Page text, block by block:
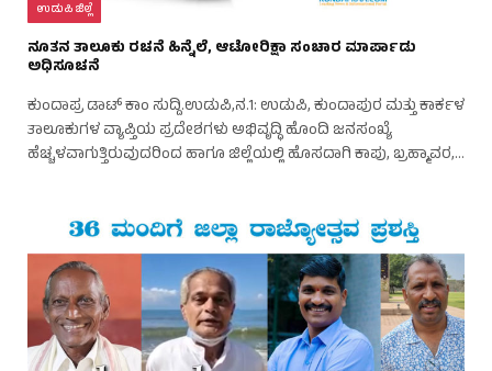
ಉಡುಪಿ ಜಿಲ್ಲೆ
ನೂತನ ತಾಲೂಕು ರಚನೆ ಹಿನ್ನೆಲೆ, ಆಟೋರಿಕ್ಷಾ ಸಂಚಾರ ಮಾರ್ಪಾಡು
ಅಧಿಸೂಚನೆ
ಕುಂದಾಪ್ರ ಡಾಟ್ ಕಾಂ ಸುದ್ದಿ.ಉಡುಪಿ,ನ.1: ಉಡುಪಿ, ಕುಂದಾಪುರ ಮತ್ತು ಕಾರ್ಕಳ
ತಾಲೂಕುಗಳ ವ್ಯಾಪ್ತಿಯ ಪ್ರದೇಶಗಳು ಅಭಿವೃದ್ಧಿ ಹೊಂದಿ ಜನಸಂಖ್ಯೆ
ಹೆಚ್ಚಳವಾಗುತ್ತಿರುವುದರಿಂದ ಹಾಗೂ ಜಿಲ್ಲೆಯಲ್ಲಿ ಹೊಸದಾಗಿ ಕಾಪು, ಬ್ರಹ್ಮಾವರ,…